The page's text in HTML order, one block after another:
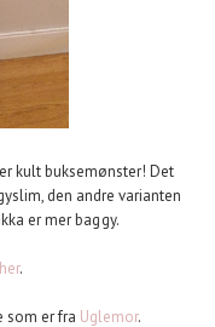
kult buksemønster! Det
den andre varianten
er mer baggy.
her.
som er fra Uglemor.